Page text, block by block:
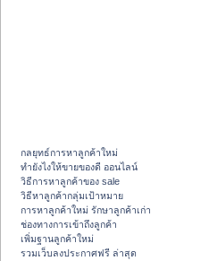
กลยุทธ์การหาลูกค้าใหม่
ทํายังไงให้ขายของดี ออนไลน์
วิธีการหาลูกค้าของ sale
วิธีหาลูกค้ากลุ่มเป้าหมาย
การหาลูกค้าใหม่ รักษาลูกค้าเก่า
ช่องทางการเข้าถึงลูกค้า
เพิ่มฐานลูกค้าใหม่
รวมเว็บลงประกาศฟรี ล่าสุด